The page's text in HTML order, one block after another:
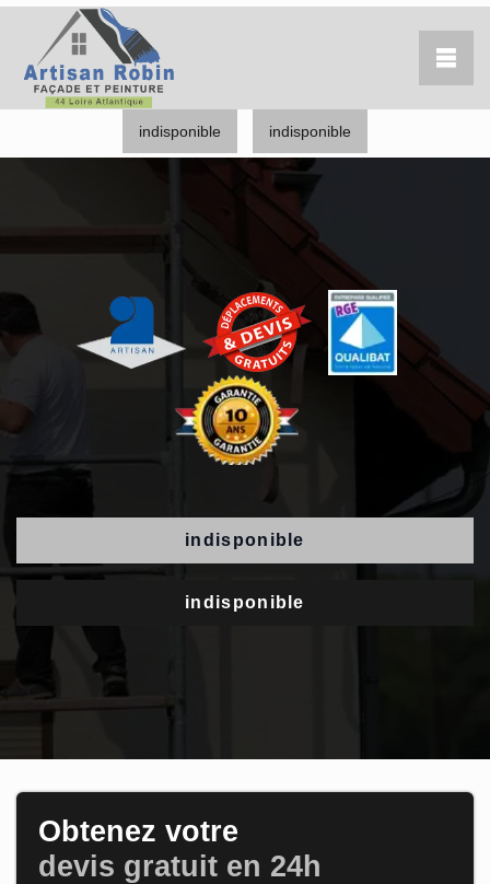
indisponible indisponible
indisponible
indisponible
Obtenez votre
devis gratuit en 24h